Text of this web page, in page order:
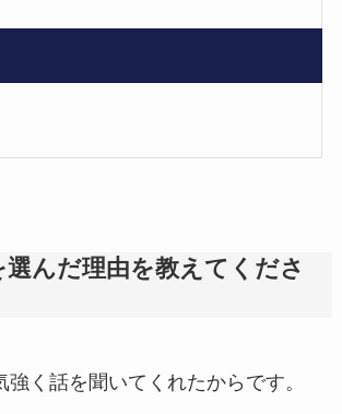
選んだ理由を教えてくださ
く話を聞いてくれたからです。